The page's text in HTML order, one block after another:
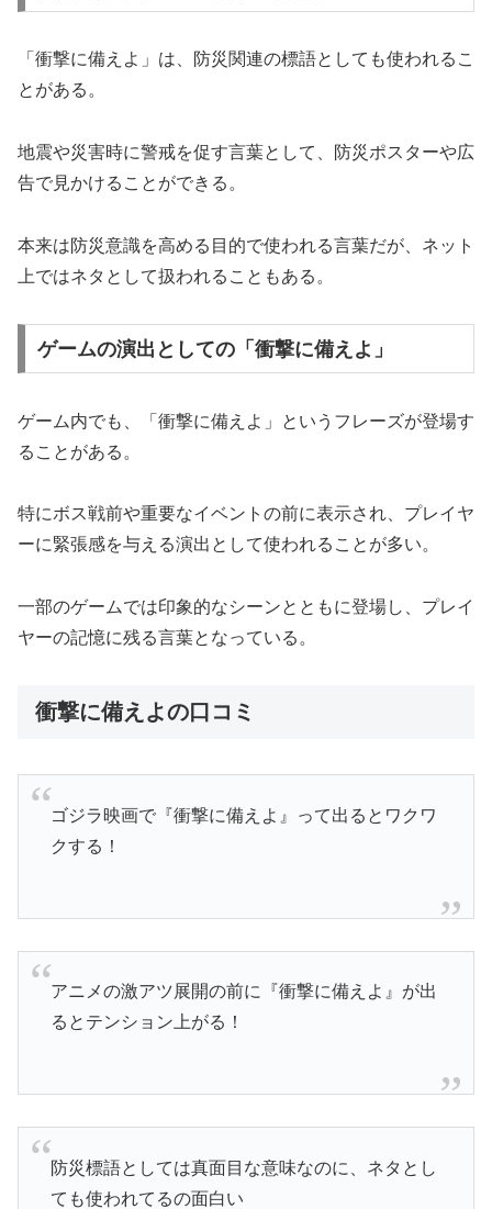
「衝撃に備えよ」は、防災関連の標語としても使われるこ
とがある。
地震や災害時に警戒を促す言葉として、防災ポスターや広
告で見かけることができる。
本来は防災意識を高める目的で使われる言葉だが、ネット
上ではネタとして扱われることもある。
ゲームの演出としての「衝撃に備えよ」
ゲーム内でも、「衝撃に備えよ」というフレーズが登場す
ることがある。
特にボス戦前や重要なイベントの前に表示され、プレイヤ
ーに緊張感を与える演出として使われることが多い。
一部のゲームでは印象的なシーンとともに登場し、プレイ
ヤーの記憶に残る言葉となっている。
衝撃に備えよの口コミ
ゴジラ映画で『衝撃に備えよ』って出るとワクワ
クする！
アニメの激アツ展開の前に『衝撃に備えよ』が出
るとテンション上がる！
防災標語としては真面目な意味なのに、ネタとし
ても使われてるの面白い